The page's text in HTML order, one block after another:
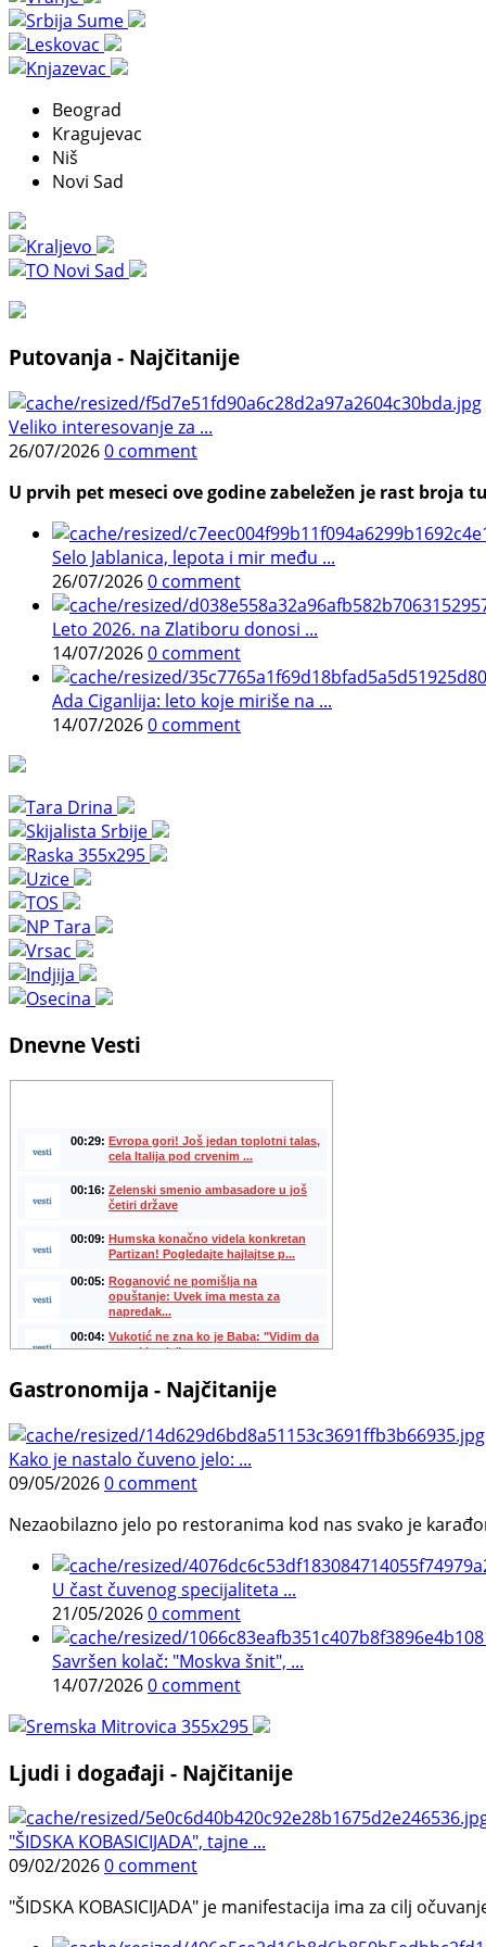
Beograd
Kragujevac
Niš
Novi Sad
Putovanja - Najčitanije
Veliko interesovanje za ...
26/07/20260 comment
U prvih pet meseci ove godine zabeležen je rast
Selo Jablanica, lepota i mir među ...
26/07/20260 comment
Leto 2026. na Zlatiboru donosi ...
14/07/20260 comment
Ada Ciganlija: leto koje miriše na ...
14/07/20260 comment
Dnevne Vesti
Gastronomija - Najčitanije
Kako je nastalo čuveno jelo: ...
09/05/20260 comment
Nezaobilazno jelo po restoranima kod nas svako je
U čast čuvenog specijaliteta ...
21/05/20260 comment
Savršen kolač: "Moskva šnit", ...
14/07/20260 comment
Ljudi i događaji - Najčitanije
"ŠIDSKA KOBASICIJADA", tajne ...
09/02/20260 comment
"ŠIDSKA KOBASICIJADA" je manifestacija ima za cilj